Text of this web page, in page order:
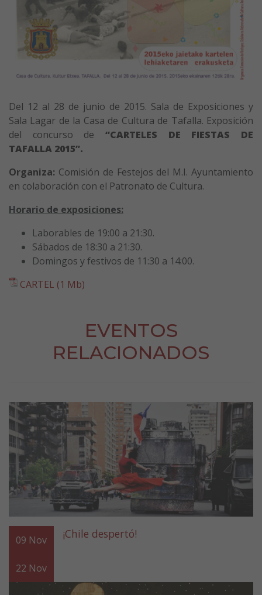
Del 12 al 28 de junio de 2015. Sala de Exposiciones y
Sala Lagar de la Casa de Cultura de Tafalla. Exposición
del concurso de “CARTELES DE FIESTAS DE
TAFALLA 2015”.
Organiza: Comisión de Festejos del M.I. Ayuntamiento
en colaboración con el Patronato de Cultura.
Horario de exposiciones:
Laborables de 19:00 a 21:30.
Sábados de 18:30 a 21:30.
Domingos y festivos de 11:30 a 14:00.
CARTEL (1 Mb)
EVENTOS
RELACIONADOS
09 Nov
22 Nov
¡Chile despertó!